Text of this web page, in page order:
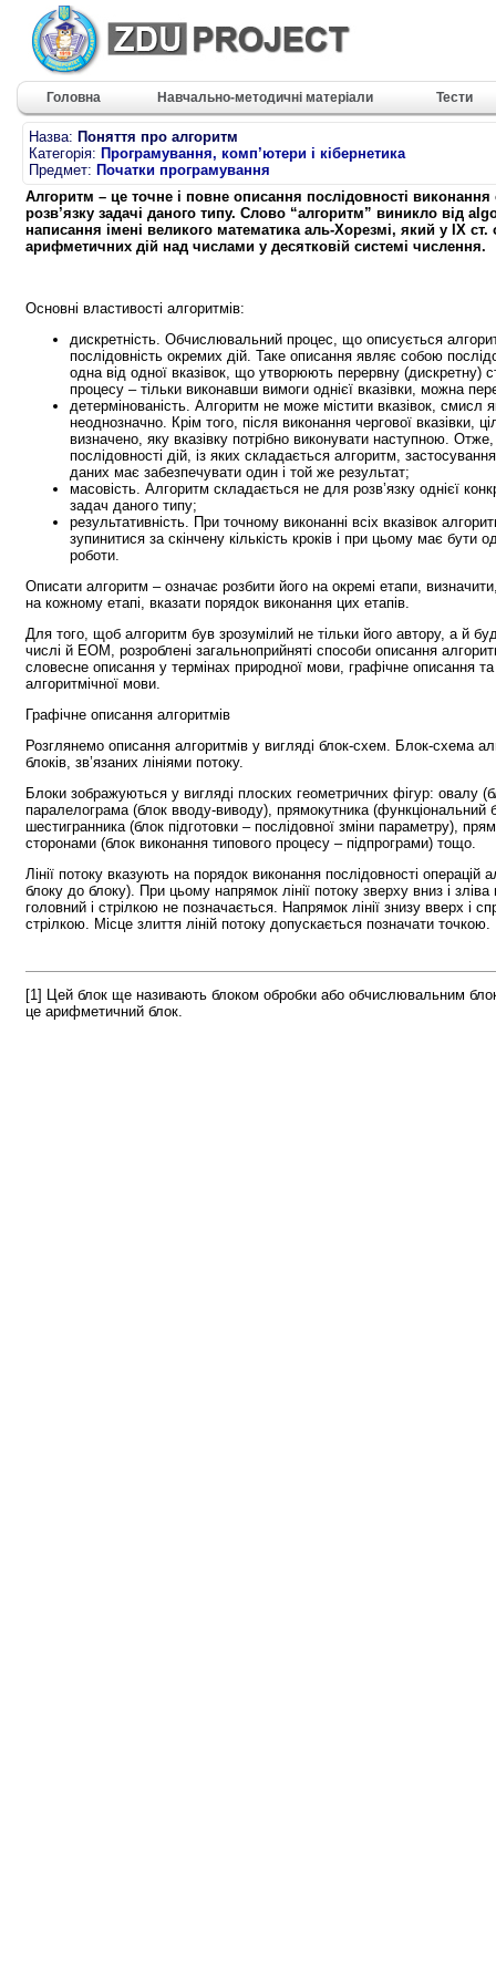
Головна Навчально-методичні матеріали Тести
Назва: Поняття про алгоритм
Категорія: Програмування, комп’ютери і кібернетика
Предмет: Початки програмування
Алгоритм – це точне і повне описання послідовності виконання
розв’язку задачі даного типу. Слово “алгоритм” виникло від
написання імені великого математика аль-Хорезмі, який у ІХ
арифметичних дій над числами у десятковій системі числення.
Основні властивості алгоритмів:
дискретність. Обчислювальний процес, що описується
послідовність окремих дій. Таке описання являє собою
одна від одної вказівок, що утворюють перервну (дискретну)
процесу – тільки виконавши вимоги однієї вказівки, можна
детермінованість. Алгоритм не може містити вказівок, смисл
неоднозначно. Крім того, після виконання чергової вказівки,
визначено, яку вказівку потрібно виконувати наступною.
послідовності дій, із яких складається алгоритм,
даних має забезпечувати один і той же результат;
масовість. Алгоритм складається не для розв’язку однієї
задач даного типу;
результативність. При точному виконанні всіх вказівок
зупинитися за скінчену кількість кроків і при цьому має бути
роботи.
Описати алгоритм – означає розбити його на окремі етапи,
на кожному етапі, вказати порядок виконання цих етапів.
Для того, щоб алгоритм був зрозумілий не тільки його автору, а й
числі й ЕОМ, розроблені загальноприйняті способи описання
словесне описання у термінах природної мови, графічне описання
алгоритмічної мови.
Графічне описання алгоритмів
Розглянемо описання алгоритмів у вигляді блок-схем. Блок-схема
блоків, зв’язаних лініями потоку.
Блоки зображуються у вигляді плоских геометричних фігур: овалу
паралелограма (блок вводу-виводу), прямокутника (функціональний
шестигранника (блок підготовки – послідовної зміни параметру),
сторонами (блок виконання типового процесу – підпрограми) тощо.
Лінії потоку вказують на порядок виконання послідовності операцій
блоку до блоку). При цьому напрямок лінії потоку зверху вниз і
головний і стрілкою не позначається. Напрямок лінії знизу вверх і
стрілкою. Місце злиття ліній потоку допускається позначати точкою.
[1] Цей блок ще називають блоком обробки або обчислювальним
це арифметичний блок.